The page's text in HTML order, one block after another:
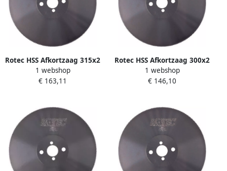
Rotec HSS Afkortzaag 315x2
5x40 T=5 200 Tanden
5503121 550.3121
1 webshop
€ 163,11
Rotec HSS Afkortzaag 300x2
5x40 160 Tanden 5503025
1 webshop
€ 146,10